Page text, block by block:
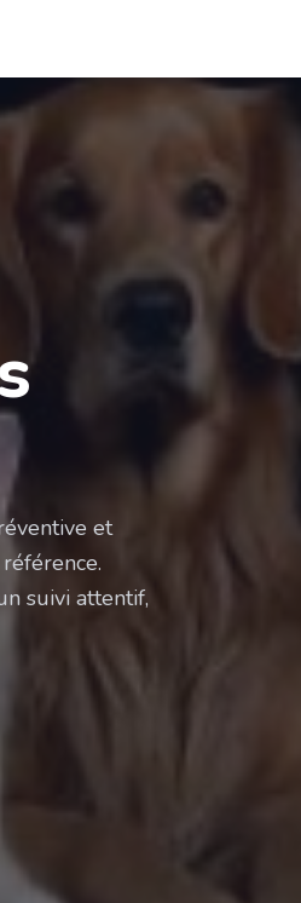
et
suivi attentif,